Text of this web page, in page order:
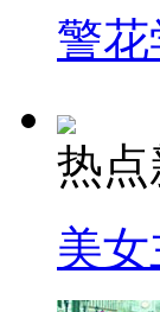
警
热点
美